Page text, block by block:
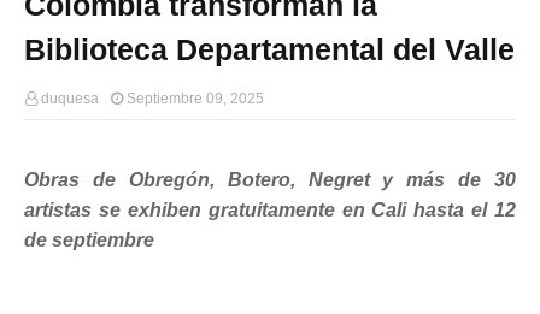
Biblioteca Departamental del Valle
duquesa Septiembre 09, 2025
Obras de Obregón, Botero, Negret y más de 30
artistas se exhiben gratuitamente en Cali hasta el 12
de septiembre